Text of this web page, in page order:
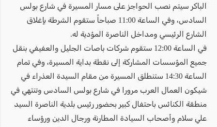
الباكر سيتم نصب الحواجز على مسار المسيرة في شارع بولس
السادس، وفي الساعة 11:00 صباحاً ستقوم الشرطة بإغلاق
الشارع الرئيسي ومداخل الناصرة المؤدية له.
في الساعة 12:00 ستقوم شركات باصات الجليل والعفيفي بنقل
جميع المؤسسات المشاركة إلى نقطة بداية المسيرة، وفي تمام
الساعة 14:30 ستنطلق المسيرة من مقام السيدة العذراء في
شيكون العمال العرب مرورا في شارع بولس السادس وتنتهي في
منطقة الكنائس باحتفال كبير بحضور رئيس بلدية الناصرة السيد
علي سلام وأصحاب السيادة المطارنة ورجال الدين ورؤساء